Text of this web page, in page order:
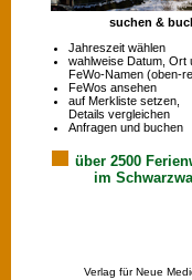
suchen &
Jahreszeit wählen
wahlweise Datum, Ort
FeWo-Namen (oben-
FeWos ansehen
auf Merkliste setzen,
Details vergleichen
Anfragen und buchen
über 2500
im
Verlag für Neue